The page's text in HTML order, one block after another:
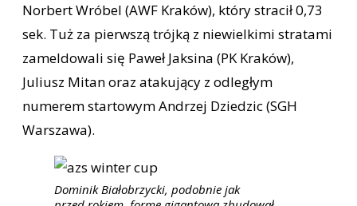
Norbert Wróbel (AWF Kraków), który stracił 0,73
sek. Tuż za pierwszą trójką z niewielkimi stratami
zameldowali się Paweł Jaksina (PK Kraków),
Juliusz Mitan oraz atakujący z odległym
numerem startowym Andrzej Dziedzic (SGH
Warszawa).
Dominik Białobrzycki, podobnie jak